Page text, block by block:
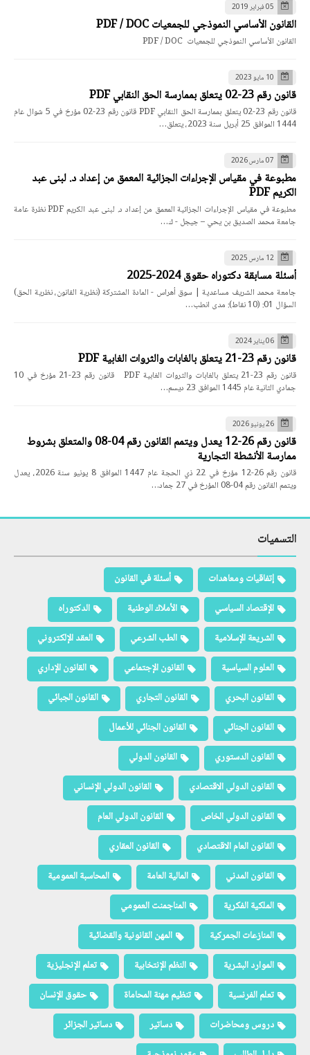
05 فبراير 2019
القانون الأساسي النموذجي للجمعيات PDF / DOC
القانون الأساسي النموذجي للجمعيات PDF / DOC
10 مايو 2023
قانون رقم 23-02 يتعلق بممارسة الحق النقابي PDF
قانون رقم 23-02 يتعلق بممارسة الحق النقابي PDF قانون رقم 23-02 مؤرخ في 5 شوال عام
1444 الموافق 25 أبريل سنة 2023، يتعلق…
07 مارس 2026
مطبوعة في مقياس الإجراءات الجزائية المعمق من إعداد د. لبنى عبد
الكريم PDF
مطبوعة في مقياس الإجراءات الجزائية المعمق من إعداد د. لبنى عبد الكريم PDF نظرة عامة
جامعة محمد الصديق بن يحي – جيجل - ك…
12 مارس 2025
أسئلة مسابقة دكتوراه حقوق 2024-2025
جامعة محمد الشريف مساعدية | سوق أهراس - المادة المشتركة (نظرية القانون، نظرية الحق)
السؤال 01: (10 نقاط): مدى انطب…
06 يناير 2024
قانون رقم 23-21 يتعلق بالغابات والثروات الغابية PDF
قانون رقم 23-21 يتعلق بالغابات والثروات الغابية PDF قانون رقم 23-21 مؤرخ في 10
جمادي الثانية عام 1445 الموافق 23 ديسم…
26 يونيو 2026
قانون رقم 26-12 يعدل ويتمم القانون رقم 04-08 والمتعلق بشروط
ممارسة الأنشطة التجارية
قانون رقم 26-12 مؤرخ في 22 ذي الحجة عام 1447 الموافق 8 يونيو سنة 2026، يعدل
ويتمم القانون رقم 04-08 المؤرخ في 27 جماد…
التسميات
إتفاقيات ومعاهدات
أسئلة في القانون
الإقتصاد السياسي
الأملاك الوطنية
الدكتوراه
الشريعة الإسلامية
الطب الشرعي
العقد الإلكتروني
العلوم السياسية
القانون الإجتماعي
القانون الإداري
القانون البحري
القانون التجاري
القانون الجبائي
القانون الجنائي
القانون الجنائي للأعمال
القانون الدستوري
القانون الدولي
القانون الدولي الاقتصادي
القانون الدولي الإنساني
القانون الدولي الخاص
القانون الدولي العام
القانون العام الاقتصادي
القانون العقاري
القانون المدني
المالية العامة
المحاسبة العمومية
الملكية الفكرية
المناجمنت العمومي
المنازعات الجمركية
المهن القانونية والقضائية
الموارد البشرية
النظم الإنتخابية
تعلم الإنجليزية
تعلم الفرنسية
تنظيم مهنة المحاماة
حقوق الإنسان
دروس ومحاضرات
دساتير
دساتير الجزائر